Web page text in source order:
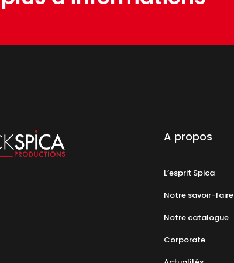
A propos
L’esprit Spica
Notre savoir-faire
Notre catalogue
Corporate